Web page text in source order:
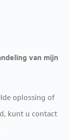
van mijn
oplossing of
kunt u contact